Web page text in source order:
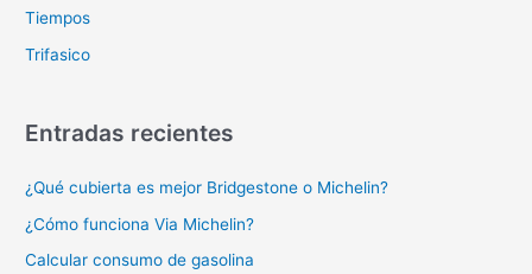
Tiempos
Trifasico
Entradas recientes
¿Qué cubierta es mejor Bridgestone o Michelin?
¿Cómo funciona Via Michelin?
Calcular consumo de gasolina